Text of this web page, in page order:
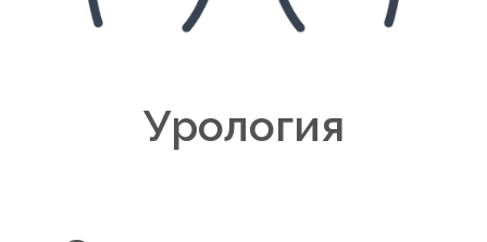
Урология